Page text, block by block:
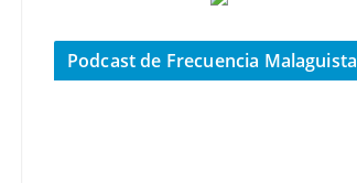
Podcast de Frecuencia Malaguista